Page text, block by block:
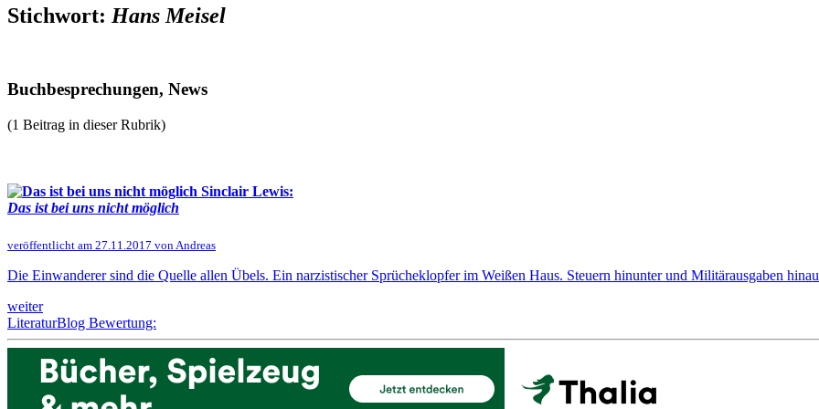
Stichwort: Hans Meisel
Buchbesprechungen, News
(1 Beitrag in dieser Rubrik)
Sinclair Lewis:
Das ist bei uns nicht möglich
veröffentlicht am 27.11.2017 von Andreas
Die Einwanderer sind die Quelle allen Übels. Ein narzistischer Sprücheklopfer im Weißen Haus. Steuern hinunter und Militärausgaben
weiter
LiteraturBlog Bewertung: